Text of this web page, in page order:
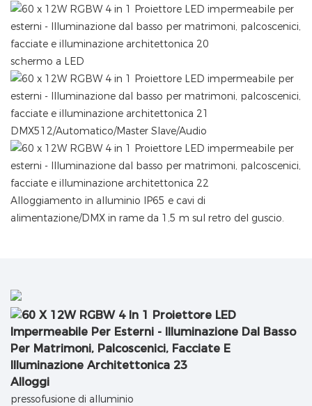
schermo a LED
DMX512/Automatico/Master Slave/Audio
Alloggiamento in alluminio IP65 e cavi di
alimentazione/DMX in rame da 1,5 m sul retro del guscio.
Alloggi
pressofusione di alluminio